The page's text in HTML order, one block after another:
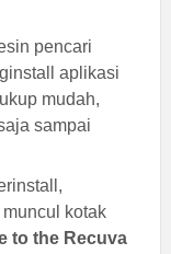
pencari
aplikasi
mudah,
sampai
kotak
to the Recuva